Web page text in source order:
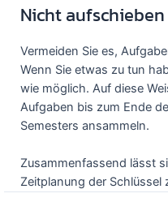
Nicht aufschieben
Vermeiden Sie es,
Wenn Sie etwas zu tun
wie möglich. Auf diese
Aufgaben bis zum Ende
Semesters ansammeln.
Zusammenfassend lässt
Zeitplanung der Schlüssel